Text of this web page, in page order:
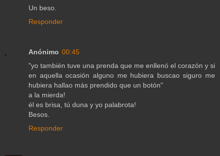
Un beso.
Responder
Anónimo 00:45
"yo también tuve una prenda que me enllenó el corazón y si
en aquella ocasión alguno me hubiera buscao siguro me
hubiera hallao más prendido que un botón"
a la mierda!
él es brisa, tú duna y yo palabrota!
Besos.
Responder